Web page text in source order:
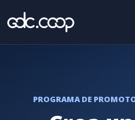
PROGRAMA DE